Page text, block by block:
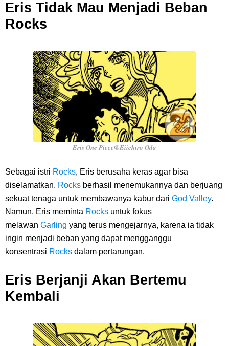
Eris Tidak Mau Menjadi Beban
Rocks
Eris One Piece@Eiichiro Oda
Sebagai istri Rocks, Eris berusaha keras agar bisa
diselamatkan. Rocks berhasil menemukannya dan berjuang
sekuat tenaga untuk membawanya kabur dari God Valley.
Namun, Eris meminta Rocks untuk fokus
melawan Garling yang terus mengejarnya, karena ia tidak
ingin menjadi beban yang dapat mengganggu
konsentrasi Rocks dalam pertarungan.
Eris Berjanji Akan Bertemu
Kembali